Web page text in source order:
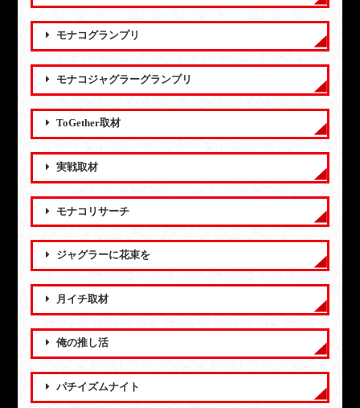
モナコグランプリ
モナコジャグラーグランプリ
ToGether取材
実戦取材
モナコリサーチ
ジャグラーに花束を
月イチ取材
俺の推し活
パチイズムナイト